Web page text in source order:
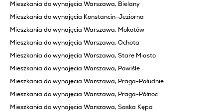
Mieszkania do wynajęcia Warszawa, Bielany
Mieszkania do wynajęcia Konstancin-Jeziorna
Mieszkania do wynajęcia Warszawa, Mokotów
Mieszkania do wynajęcia Warszawa, Ochota
Mieszkania do wynajęcia Warszawa, Stare Miasto
Mieszkania do wynajęcia Warszawa, Powiśle
Mieszkania do wynajęcia Warszawa, Praga-Południe
Mieszkania do wynajęcia Warszawa, Praga-Północ
Mieszkania do wynajęcia Warszawa, Saska Kępa